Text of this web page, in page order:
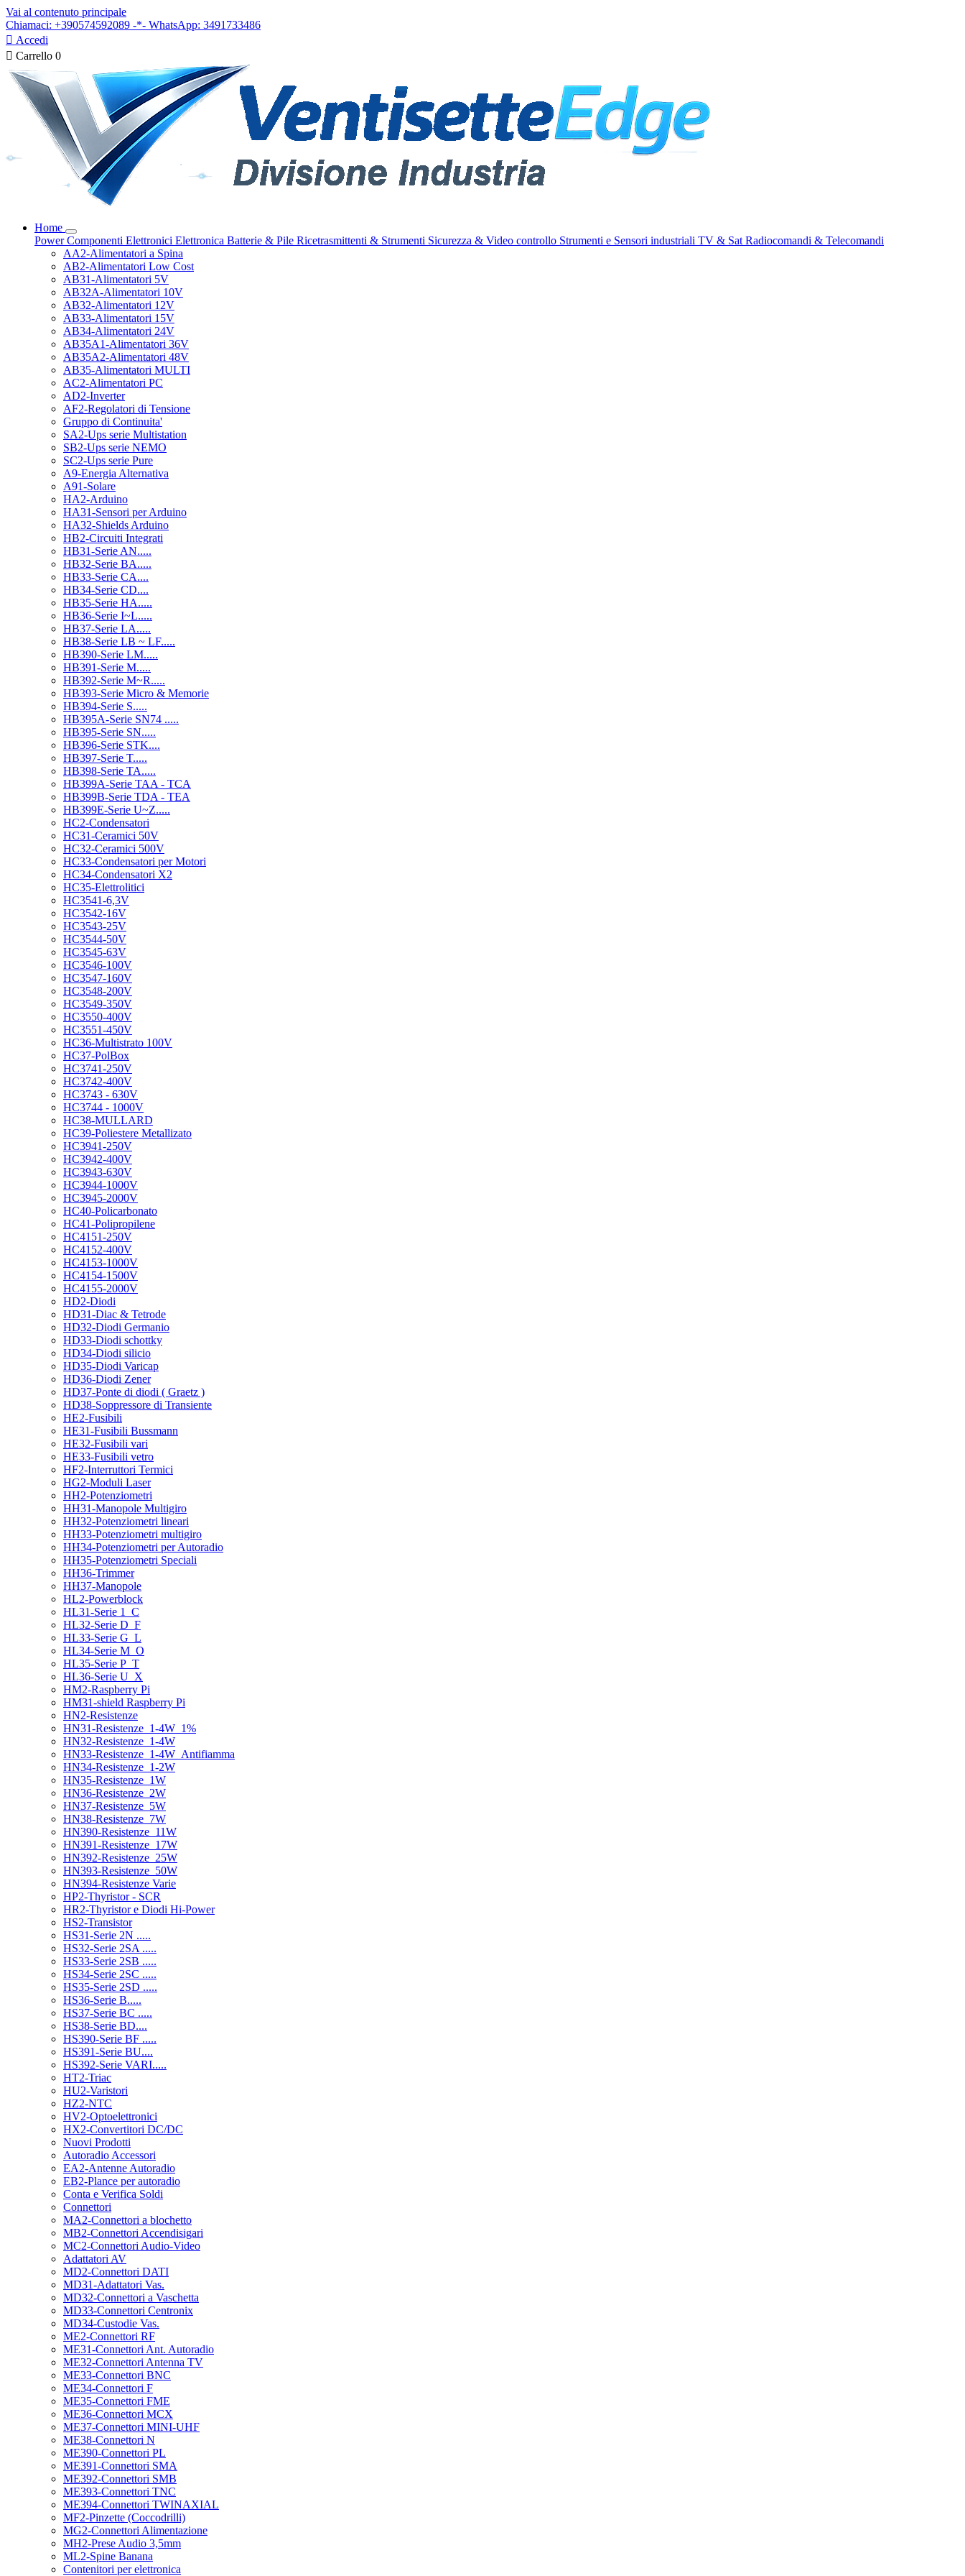
Vai al contenuto principale
Chiamaci: +390574592089 -*- WhatsApp: 3491733486
 Accedi
 Carrello 0
Home
PowerComponenti Elettronici Elettronica Batterie & Pile Ricetrasmittenti & Strumenti Sicurezza & Video controllo Strumenti e Sensori industriali TV & Sat Radiocomandi & Telecomandi
AA2-Alimentatori a Spina
AB2-Alimentatori Low Cost
AB31-Alimentatori 5V
AB32A-Alimentatori 10V
AB32-Alimentatori 12V
AB33-Alimentatori 15V
AB34-Alimentatori 24V
AB35A1-Alimentatori 36V
AB35A2-Alimentatori 48V
AB35-Alimentatori MULTI
AC2-Alimentatori PC
AD2-Inverter
AF2-Regolatori di Tensione
Gruppo di Continuita'
SA2-Ups serie Multistation
SB2-Ups serie NEMO
SC2-Ups serie Pure
A9-Energia Alternativa
A91-Solare
HA2-Arduino
HA31-Sensori per Arduino
HA32-Shields Arduino
HB2-Circuiti Integrati
HB31-Serie AN.....
HB32-Serie BA.....
HB33-Serie CA....
HB34-Serie CD....
HB35-Serie HA.....
HB36-Serie I~L.....
HB37-Serie LA.....
HB38-Serie LB ~ LF.....
HB390-Serie LM.....
HB391-Serie M.....
HB392-Serie M~R.....
HB393-Serie Micro & Memorie
HB394-Serie S.....
HB395A-Serie SN74 .....
HB395-Serie SN.....
HB396-Serie STK....
HB397-Serie T.....
HB398-Serie TA.....
HB399A-Serie TAA - TCA
HB399B-Serie TDA - TEA
HB399E-Serie U~Z.....
HC2-Condensatori
HC31-Ceramici 50V
HC32-Ceramici 500V
HC33-Condensatori per Motori
HC34-Condensatori X2
HC35-Elettrolitici
HC3541-6,3V
HC3542-16V
HC3543-25V
HC3544-50V
HC3545-63V
HC3546-100V
HC3547-160V
HC3548-200V
HC3549-350V
HC3550-400V
HC3551-450V
HC36-Multistrato 100V
HC37-PolBox
HC3741-250V
HC3742-400V
HC3743 - 630V
HC3744 - 1000V
HC38-MULLARD
HC39-Poliestere Metallizato
HC3941-250V
HC3942-400V
HC3943-630V
HC3944-1000V
HC3945-2000V
HC40-Policarbonato
HC41-Polipropilene
HC4151-250V
HC4152-400V
HC4153-1000V
HC4154-1500V
HC4155-2000V
HD2-Diodi
HD31-Diac & Tetrode
HD32-Diodi Germanio
HD33-Diodi schottky
HD34-Diodi silicio
HD35-Diodi Varicap
HD36-Diodi Zener
HD37-Ponte di diodi ( Graetz )
HD38-Soppressore di Transiente
HE2-Fusibili
HE31-Fusibili Bussmann
HE32-Fusibili vari
HE33-Fusibili vetro
HF2-Interruttori Termici
HG2-Moduli Laser
HH2-Potenziometri
HH31-Manopole Multigiro
HH32-Potenziometri lineari
HH33-Potenziometri multigiro
HH34-Potenziometri per Autoradio
HH35-Potenziometri Speciali
HH36-Trimmer
HH37-Manopole
HL2-Powerblock
HL31-Serie 1_C
HL32-Serie D_F
HL33-Serie G_L
HL34-Serie M_O
HL35-Serie P_T
HL36-Serie U_X
HM2-Raspberry Pi
HM31-shield Raspberry Pi
HN2-Resistenze
HN31-Resistenze_1-4W_1%
HN32-Resistenze_1-4W
HN33-Resistenze_1-4W_Antifiamma
HN34-Resistenze_1-2W
HN35-Resistenze_1W
HN36-Resistenze_2W
HN37-Resistenze_5W
HN38-Resistenze_7W
HN390-Resistenze_11W
HN391-Resistenze_17W
HN392-Resistenze_25W
HN393-Resistenze_50W
HN394-Resistenze Varie
HP2-Thyristor - SCR
HR2-Thyristor e Diodi Hi-Power
HS2-Transistor
HS31-Serie 2N .....
HS32-Serie 2SA .....
HS33-Serie 2SB .....
HS34-Serie 2SC .....
HS35-Serie 2SD .....
HS36-Serie B.....
HS37-Serie BC .....
HS38-Serie BD....
HS390-Serie BF .....
HS391-Serie BU....
HS392-Serie VARI.....
HT2-Triac
HU2-Varistori
HZ2-NTC
HV2-Optoelettronici
HX2-Convertitori DC/DC
Nuovi Prodotti
Autoradio Accessori
EA2-Antenne Autoradio
EB2-Plance per autoradio
Conta e Verifica Soldi
Connettori
MA2-Connettori a blochetto
MB2-Connettori Accendisigari
MC2-Connettori Audio-Video
Adattatori AV
MD2-Connettori DATI
MD31-Adattatori Vas.
MD32-Connettori a Vaschetta
MD33-Connettori Centronix
MD34-Custodie Vas.
ME2-Connettori RF
ME31-Connettori Ant. Autoradio
ME32-Connettori Antenna TV
ME33-Connettori BNC
ME34-Connettori F
ME35-Connettori FME
ME36-Connettori MCX
ME37-Connettori MINI-UHF
ME38-Connettori N
ME390-Connettori PL
ME391-Connettori SMA
ME392-Connettori SMB
ME393-Connettori TNC
ME394-Connettori TWINAXIAL
MF2-Pinzette (Coccodrilli)
MG2-Connettori Alimentazione
MH2-Prese Audio 3,5mm
ML2-Spine Banana
Contenitori per elettronica